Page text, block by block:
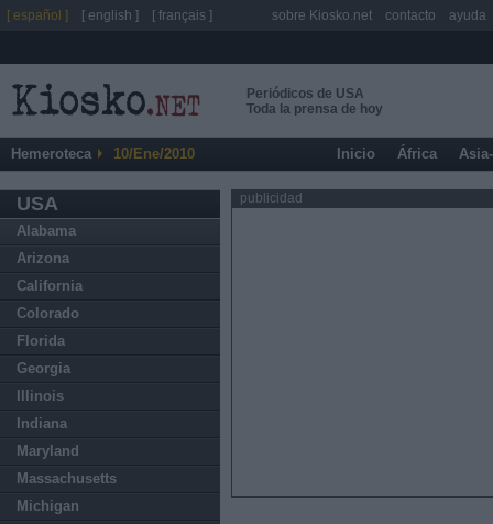
Periódicos de USA
Toda la prensa de hoy
Hemeroteca 10/Ene/2010 Inicio África
USA
Alabama
Arizona
California
Colorado
Florida
Georgia
Illinois
Indiana
Maryland
Massachusetts
Michigan
publicidad
[ español ] [ english ] [ français ] sobre Kiosko.net contacto ayuda